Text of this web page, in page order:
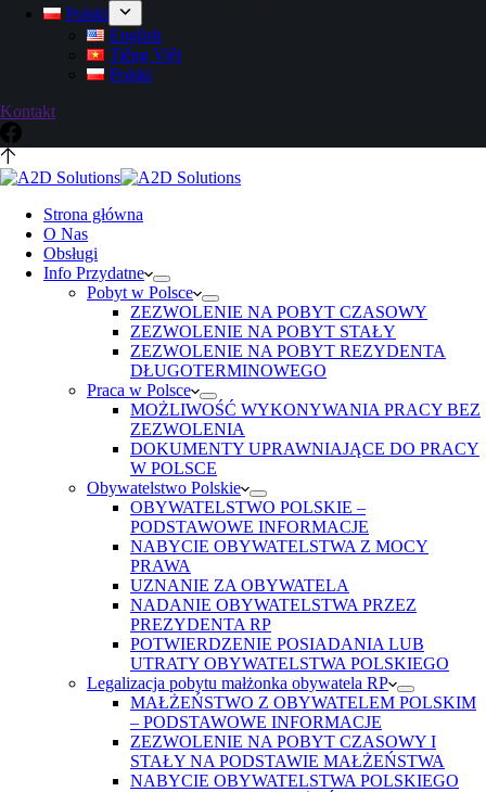
Polski
English
Tiếng Việt
Polski
Kontakt
Strona główna
O Nas
Obsługi
Info Przydatne
Pobyt w Polsce
ZEZWOLENIE NA POBYT CZASOWY
ZEZWOLENIE NA POBYT STAŁY
ZEZWOLENIE NA POBYT REZYDENTA
DŁUGOTERMINOWEGO
Praca w Polsce
MOŻLIWOŚĆ WYKONYWANIA PRACY BEZ
ZEZWOLENIA
DOKUMENTY UPRAWNIAJĄCE DO PRACY
W POLSCE
Obywatelstwo Polskie
OBYWATELSTWO POLSKIE –
PODSTAWOWE INFORMACJE
NABYCIE OBYWATELSTWA Z MOCY
PRAWA
UZNANIE ZA OBYWATELA
NADANIE OBYWATELSTWA PRZEZ
PREZYDENTA RP
POTWIERDZENIE POSIADANIA LUB
UTRATY OBYWATELSTWA POLSKIEGO
Legalizacja pobytu małżonka obywatela RP
MAŁŻEŃSTWO Z OBYWATELEM POLSKIM
– PODSTAWOWE INFORMACJE
ZEZWOLENIE NA POBYT CZASOWY I
STAŁY NA PODSTAWIE MAŁŻEŃSTWA
NABYCIE OBYWATELSTWA POLSKIEGO